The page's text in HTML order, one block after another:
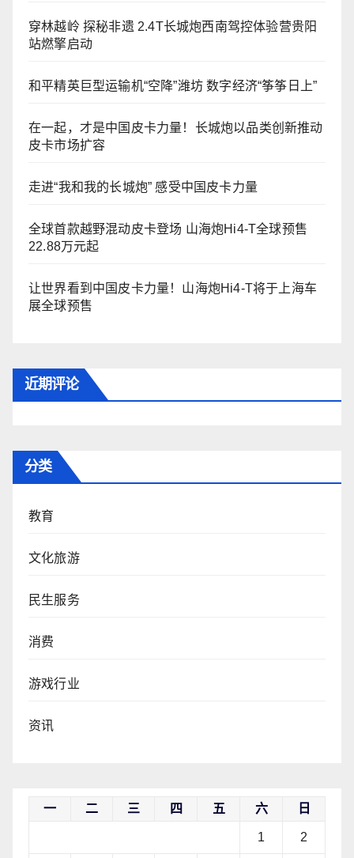
穿林越岭 探秘非遗 2.4T长城炮西南驾控体验营贵阳
站燃擎启动
和平精英巨型运输机“空降”潍坊 数字经济“筝筝日上”
在一起，才是中国皮卡力量！长城炮以品类创新推动
皮卡市场扩容
走进“我和我的长城炮” 感受中国皮卡力量
全球首款越野混动皮卡登场 山海炮Hi4-T全球预售
22.88万元起
让世界看到中国皮卡力量！山海炮Hi4-T将于上海车
展全球预售
近期评论
分类
教育
文化旅游
民生服务
消费
游戏行业
资讯
一 二 三 四 五 六 日
1 2